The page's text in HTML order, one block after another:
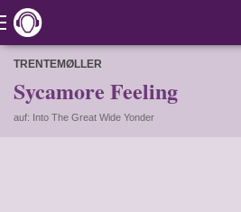
TRENTEMØLLER
Sycamore Feeling
auf: Into The Great Wide Yonder